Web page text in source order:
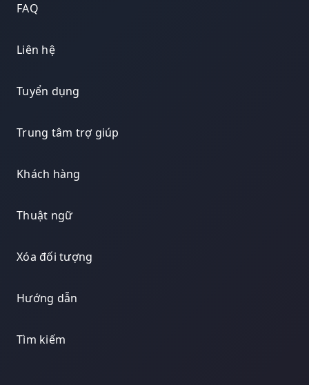
FAQ
Liên hệ
Tuyển dụng
Trung tâm trợ giúp
Khách hàng
Thuật ngữ
Xóa đối tượng
Hướng dẫn
Tìm kiếm